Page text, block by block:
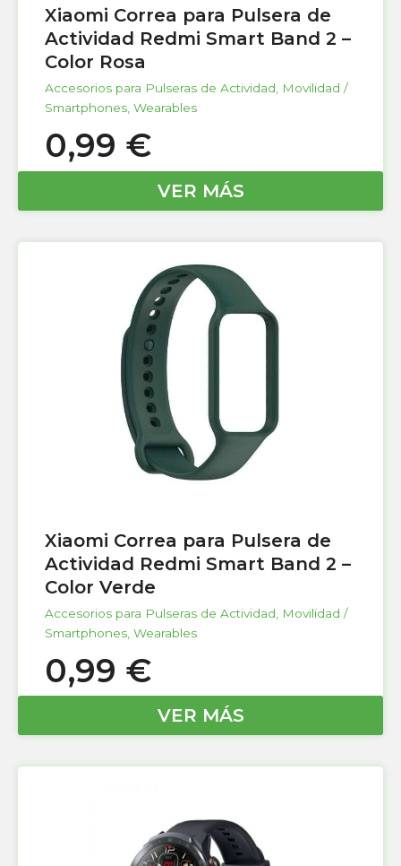
Xiaomi Correa para Pulsera de
Actividad Redmi Smart Band 2 –
Color Rosa
Accesorios para Pulseras de Actividad, Movilidad /
Smartphones, Wearables
0,99 €
VER MÁS
Xiaomi Correa para Pulsera de
Actividad Redmi Smart Band 2 –
Color Verde
Accesorios para Pulseras de Actividad
Movilidad /
Smartphones Wearables
0,99 €
VER MÁS